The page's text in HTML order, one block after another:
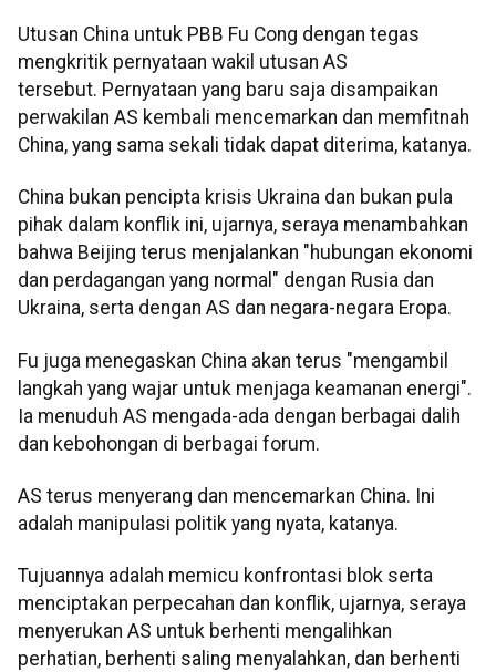
Utusan China untuk PBB Fu Cong dengan tegas
mengkritik pernyataan wakil utusan AS
tersebut. Pernyataan yang baru saja disampaikan
perwakilan AS kembali mencemarkan dan memfitnah
China, yang sama sekali tidak dapat diterima, katanya.
China bukan pencipta krisis Ukraina dan bukan pula
pihak dalam konflik ini, ujarnya, seraya menambahkan
bahwa Beijing terus menjalankan "hubungan ekonomi
dan perdagangan yang normal" dengan Rusia dan
Ukraina, serta dengan AS dan negara-negara Eropa.
Fu juga menegaskan China akan terus "mengambil
langkah yang wajar untuk menjaga keamanan energi".
Ia menuduh AS mengada-ada dengan berbagai dalih
dan kebohongan di berbagai forum.
AS terus menyerang dan mencemarkan China. Ini
adalah manipulasi politik yang nyata, katanya.
Tujuannya adalah memicu konfrontasi blok serta
menciptakan perpecahan dan konflik, ujarnya, seraya
menyerukan AS untuk berhenti mengalihkan
perhatian, berhenti saling menyalahkan, dan berhenti